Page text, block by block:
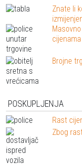
Znate li
cijenama
Brojne
POSKUPLJENJA
Rast
Zbog